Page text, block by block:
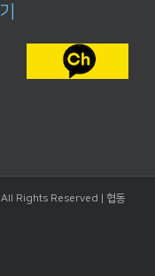
Rights Reserved | 협동